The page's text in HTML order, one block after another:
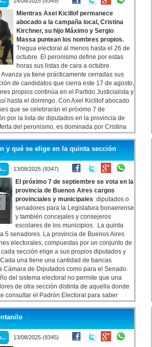
Mientras Axel Kicillof permanece
abocado a la campaña local, Cristina
Kirchner, su hijo Máximo y Sergio
Massa puntean los nombres propios.
Tregua electoral al menos hasta el 26 de
octubre. El peronismo define por estas
horas sus listas de cara a octubre.
ya tiene prácticamente cerradas sus
de candidatos que cierra este 17 de agosto,
propios continúa en el Partido Justicialista y
hasta el domingo. Con Axel Kicillof abocado
que se celebrarán el próximo 7 de
por la lista de diputados en la provincia de
del peronismo, es dominada por Cristina
el líder del Frente Renovador, Sergio Massa.
y qué se elige en la quinta sección
13/08/2025 (8347)
El próximo 7 de septiembre se vota en la
provincia de Buenos Aires cargos
provinciales y municipales: diputados o
senadores para la Legislatura bonaerense
y también concejales y consejeros
escolares de los municipios. La quinta
5 senadores. La provincia de Buenos Aires
electorales, compuestas por un conjunto de
sección elige a sus propios diputados y
una tiene una cantidad de bancas
Cámara de Diputados como para el Senado.
del sistema electoral no permite que una
de otra sección distinta de aquella donde
consultar el Padrón Electoral para saber
de mesa y qué número de orden se tiene. En
se eligen, además de 5 senadores, los
municipios que la componen:
y 5 consejeros escolares municipales
13/08/2025 (8345)